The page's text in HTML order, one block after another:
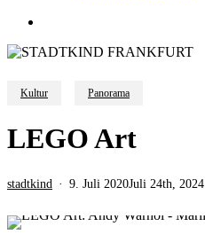
Kultur Panorama
LEGO Art
stadtkind 9. Juli 2020Juli 24th, 2024